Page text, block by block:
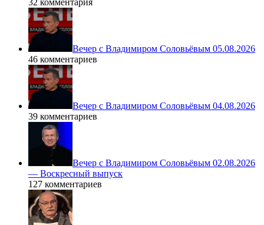
32 комментария
Вечер с Владимиром Соловьёвым 05.08.2026
46 комментариев
Вечер с Владимиром Соловьёвым 04.08.2026
39 комментариев
Вечер с Владимиром Соловьёвым 02.08.2026
— Воскресный выпуск
127 комментариев